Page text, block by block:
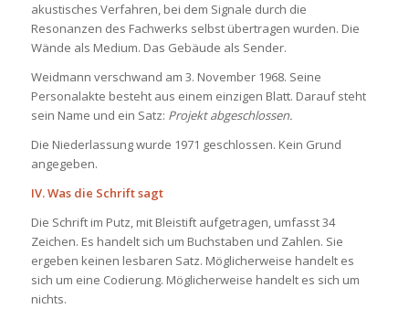
akustisches Verfahren, bei dem Signale durch die
Resonanzen des Fachwerks selbst übertragen wurden. Die
Wände als Medium. Das Gebäude als Sender.
Weidmann verschwand am 3. November 1968. Seine
Personalakte besteht aus einem einzigen Blatt. Darauf steht
sein Name und ein Satz: Projekt abgeschlossen.
Die Niederlassung wurde 1971 geschlossen. Kein Grund
angegeben.
IV. Was die Schrift sagt
Die Schrift im Putz, mit Bleistift aufgetragen, umfasst 34
Zeichen. Es handelt sich um Buchstaben und Zahlen. Sie
ergeben keinen lesbaren Satz. Möglicherweise handelt es
sich um eine Codierung. Möglicherweise handelt es sich um
nichts.